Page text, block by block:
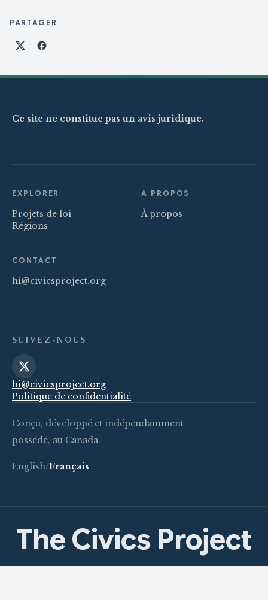
PARTAGER
Partager sur X
Partager sur Facebook
Ce site ne constitue pas un avis juridique.
EXPLORER
Projets de loi
Régions
À PROPOS
À propos
CONTACT
hi@civicsproject.org
SUIVEZ-NOUS
hi@civicsproject.org
Politique de confidentialité
Conçu, développé et indépendamment
possédé, au Canada.
English/Français
The Civics Project